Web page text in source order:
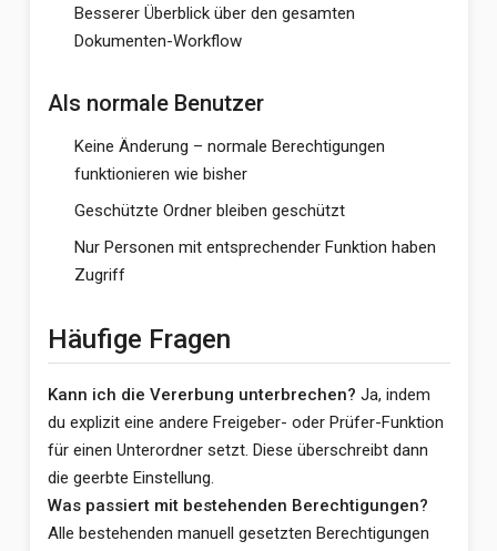
Besserer Überblick über den gesamten
Dokumenten-Workflow
Als normale Benutzer
Keine Änderung – normale Berechtigungen
funktionieren wie bisher
Geschützte Ordner bleiben geschützt
Nur Personen mit entsprechender Funktion haben
Zugriff
Häufige Fragen
Kann ich die Vererbung unterbrechen? Ja, indem
du explizit eine andere Freigeber- oder Prüfer-Funktion
für einen Unterordner setzt. Diese überschreibt dann
die geerbte Einstellung.
Was passiert mit bestehenden Berechtigungen?
Alle bestehenden manuell gesetzten Berechtigungen